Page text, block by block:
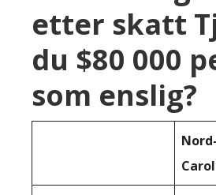
etter skatt
du $80 000
som enslig?
Nord-